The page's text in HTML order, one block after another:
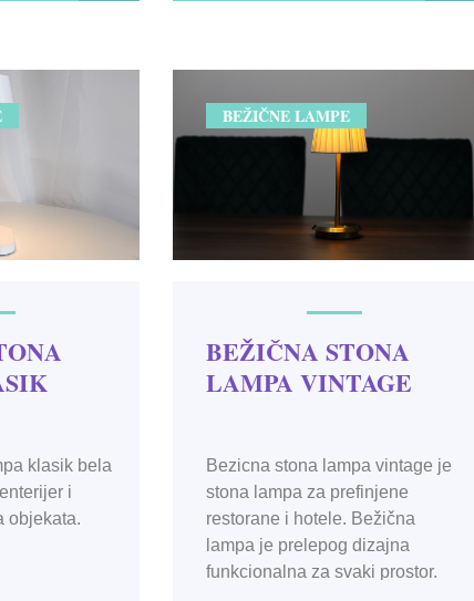
klasik bela
i
objekata.
BEŽIČNE LAMPE
BEŽIČNA STONA
LAMPA VINTAGE
Bezicna stona lampa vintage je
stona lampa za prefinjene
restorane i hotele. Bežična
lampa je prelepog dizajna
funkcionalna za svaki prostor.